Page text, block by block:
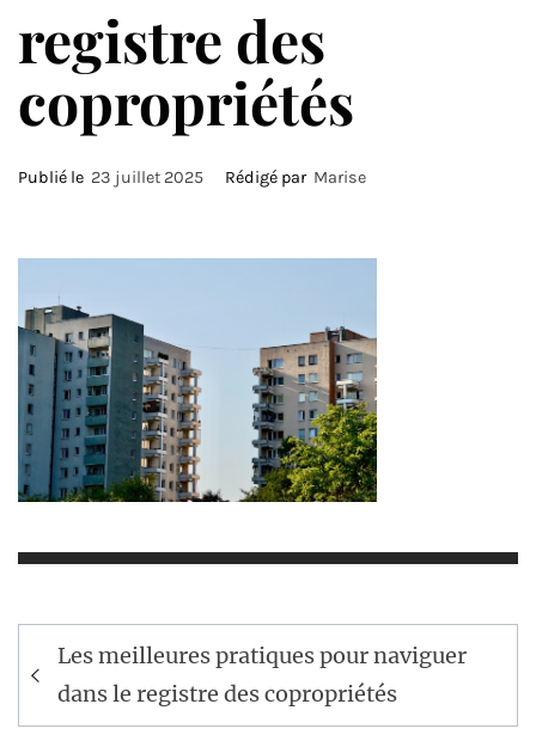
registre des
copropriétés
Publié le 23 juillet 2025 Rédigé par Marise
Navigation
de
l’article
Les meilleures pratiques pour naviguer
dans le registre des copropriétés